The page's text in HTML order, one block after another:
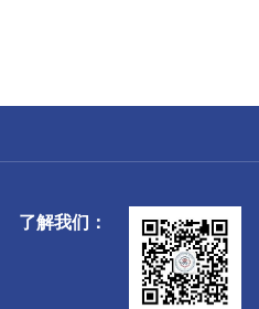
了解我们：